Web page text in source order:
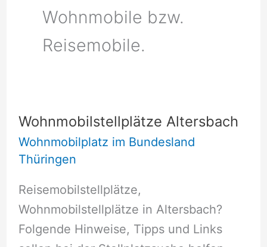
Wohnmobile bzw.
Reisemobile.
Wohnmobilstellplätze Altersbach
Wohnmobilplatz im Bundesland
Thüringen
Reisemobilstellplätze,
Wohnmobilstellplätze in Altersbach?
Folgende Hinweise, Tipps und Links